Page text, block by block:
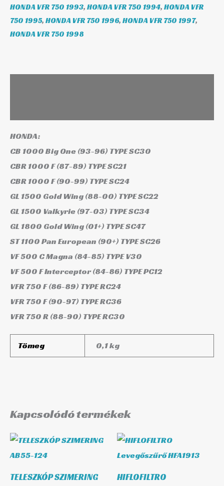
HONDA VFR 750 1993, HONDA VFR 750 1994, HONDA VFR
750 1995, HONDA VFR 750 1996, HONDA VFR 750 1997,
HONDA VFR 750 1998
HONDA:
CB 1000 Big One (93-96) TYPE SC30
CBR 1000 F (87-89) TYPE SC21
CBR 1000 F (90-99) TYPE SC24
GL 1500 Gold Wing (88-00) TYPE SC22
GL 1500 Valkyrie (97-03) TYPE SC34
GL 1800 Gold Wing (01+) TYPE SC47
ST 1100 Pan European (90+) TYPE SC26
VF 500 C Magna (84-85) TYPE V30
VF 500 F Interceptor (84-86) TYPE PC12
VFR 750 F (86-89) TYPE RC24
VFR 750 F (90-97) TYPE RC36
VFR 750 R (88-90) TYPE RC30
Tömeg 0,1 kg
Kapcsolódó termékek
TELESZKÓP SZIMERING
HIFLOFILTRO